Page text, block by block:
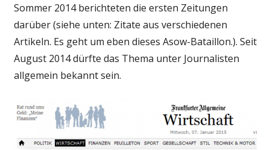
Sommer 2014 berichteten die ersten Zeitungen
darüber (siehe unten: Zitate aus verschiedenen
Artikeln. Es geht um eben dieses Asow-Bataillon.). Seit
August 2014 dürfte das Thema unter Journalisten
allgemein bekannt sein.